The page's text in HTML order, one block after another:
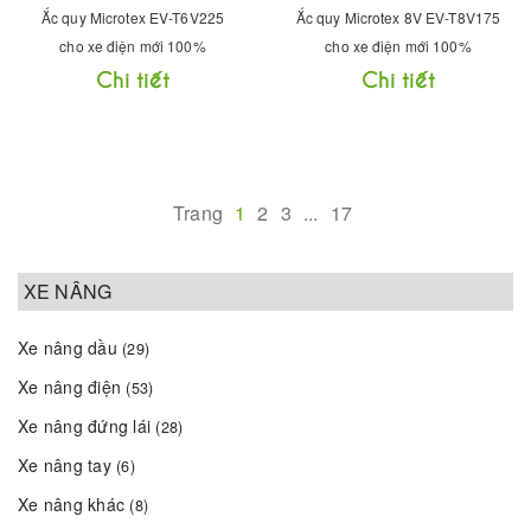
Ắc quy Microtex EV-T6V225
cho xe điện mới 100%
Chi tiết
Ắc quy Microtex 8V EV-T8V175
cho xe điện mới 100%
Chi tiết
Trang 1 2 3 ... 17
XE NÂNG
Xe nâng dầu (29)
Xe nâng điện (53)
Xe nâng đứng lái (28)
Xe nâng tay (6)
Xe nâng khác (8)